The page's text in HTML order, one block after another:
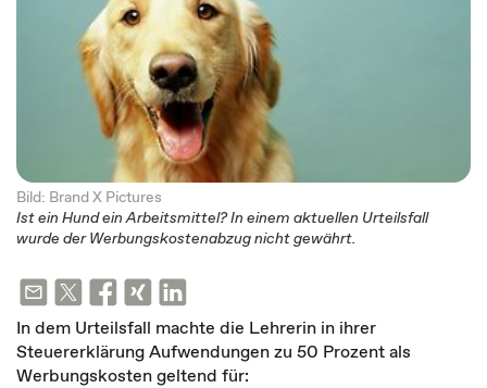
Bild: Brand X Pictures
Ist ein Hund ein Arbeitsmittel? In einem aktuellen Urteilsfall
wurde der Werbungskostenabzug nicht gewährt.
In dem Urteilsfall machte die Lehrerin in ihrer
Steuererklärung Aufwendungen zu 50 Prozent als
Werbungskosten geltend für: